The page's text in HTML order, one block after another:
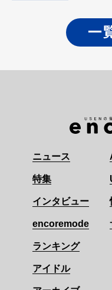
一
ニュース
特集
インタビュー
encoremode
ランキング
アイドル